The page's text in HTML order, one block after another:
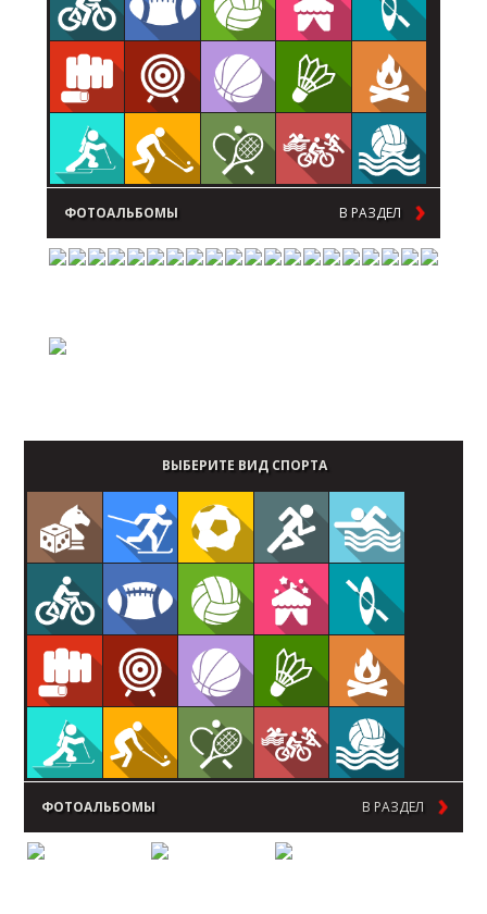
ФОТОАЛЬБОМЫ В РАЗДЕЛ
ВЫБЕРИТЕ ВИД СПОРТА
ФОТОАЛЬБОМЫ В РАЗДЕЛ